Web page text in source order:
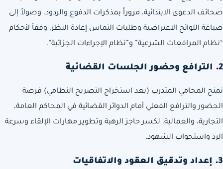
صحائف الدعوى الابتدائية، مروراً بمذكرات الدفوع والردود، وصولاً إلى
صياغة اللوائح الاعتراضية وطلبات التماس إعادة النظر، وفقاً لأحكام
“نظام المرافعات الشرعية” و”نظام الإجراءات الجزائية”.
2. الترافع وحضور الجلسات القضائية
نمنح المحامي المتدرب (بعد استخراج التصريح النظامي) فرصة
الحضور والترافع الفعلي أمام الدوائر القضائية في المحاكم العامة،
التجارية، والعمالية، لكسر حاجز الرهبة وتطوير مهارات الإلقاء وسرعة
الرد واستجواب الشهود.
3. إعداد وتدقيق العقود والاتفاقيات